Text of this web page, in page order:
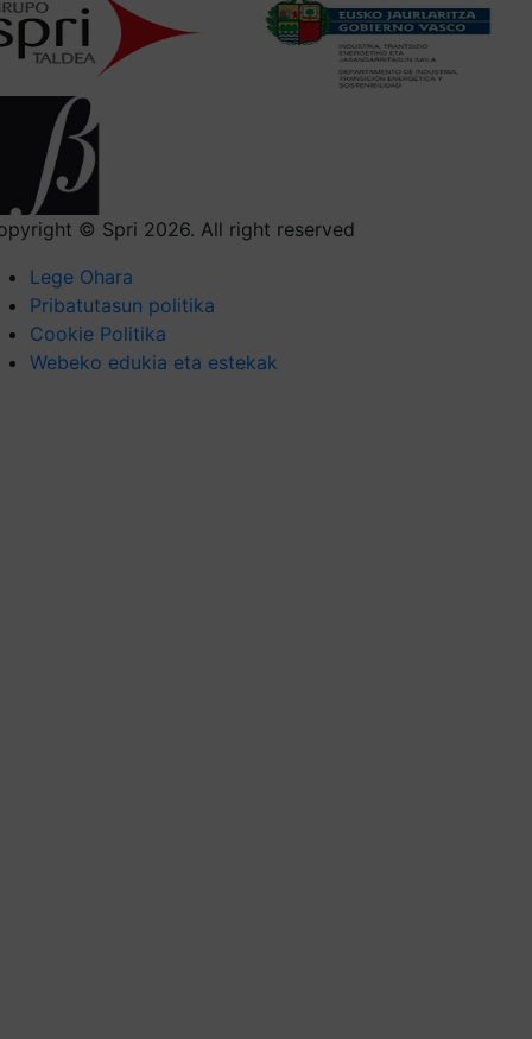
© Spri 2026. All right reserved
Lege Ohara
Pribatutasun politika
Cookie Politika
Webeko edukia eta estekak